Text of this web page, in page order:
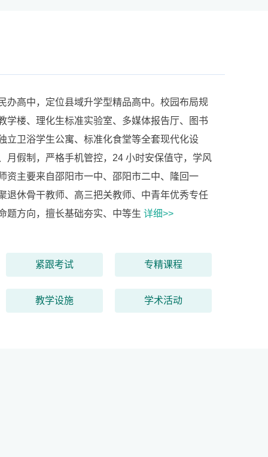
高中，定位县域升学型精品高中。校园布局规
学楼、理化生标准实验室、多媒体报告厅、图书
立卫浴学生公寓、标准化食堂等全套现代化设
月假制，严格手机管控，24 小时安保值守，学风
资主要来自邵阳市一中、邵阳市二中、隆回一
退休骨干教师、高三把关教师、中青年优秀专任
题方向，擅长基础夯实、中等生 详细>>
紧跟考试 专精课程
教学设施 学术活动